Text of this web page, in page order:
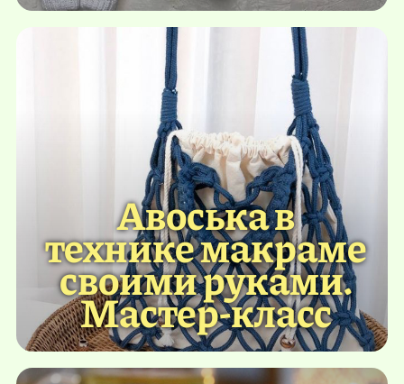
Авоська в
технике макраме
своими руками.
Мастер-класс